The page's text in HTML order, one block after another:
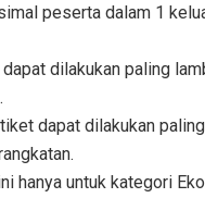
peserta dalam 1
dilakukan paling
dapat dilakukan
hanya untuk kategori